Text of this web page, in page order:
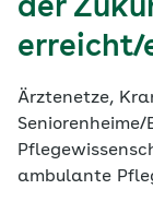
der
erreicht/
Ärztenetze,
ambulante